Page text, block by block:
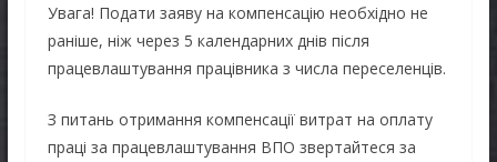
Увага! Подати заяву на компенсацію необхідно не
раніше, ніж через 5 календарних днів після
працевлаштування працівника з числа переселенців.
З питань отримання компенсації витрат на оплату
праці за працевлаштування ВПО звертайтеся за